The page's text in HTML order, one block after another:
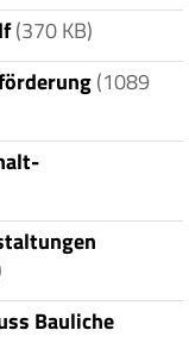
(370 KB)
(1089
Bauliche